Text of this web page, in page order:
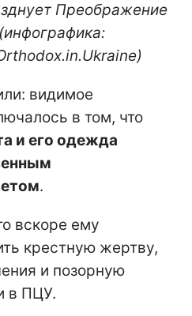
Преображение
видимое
в том, что
и его одежда
.
вскоре ему
крестную жертву,
и позорную
в ПЦУ.